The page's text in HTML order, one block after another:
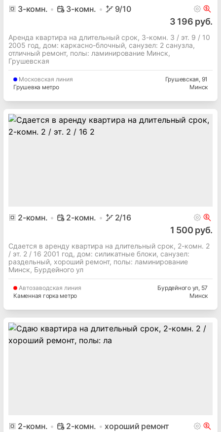
3-комн. 3-комн. 9/10
3 196 руб.
Аренда квартира на длительный срок, 3-комн. 3 / эт. 9 / 10
2005 год, дом: каркасно-блочный, cанузел: 2 санузла,
отличный ремонт, полы: ламинирование Минск,
Грушевская
Московская линия
Грушевка метро
Грушевская, 91
Минск
2-комн. 2-комн. 2/16
1 500 руб.
Сдается в аренду квартира на длительный срок, 2-комн. 2
/ эт. 2 / 16 2001 год, дом: силикатные блоки, cанузел:
раздельный, хороший ремонт, полы: ламинирование
Минск, Бурдейного ул
Автозаводская линия
Каменная горка метро
Бурдейного ул, 57
Минск
2-комн. 2-комн. хороший ремонт